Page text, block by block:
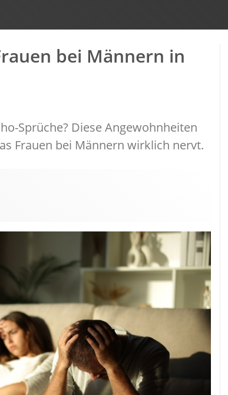
bei Männern in
Sprüche? Diese Angewohnheiten
Frauen bei Männern wirklich nervt.